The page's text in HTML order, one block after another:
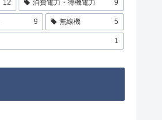
12 消費電力・待機電力 9
9 無線機 5
1